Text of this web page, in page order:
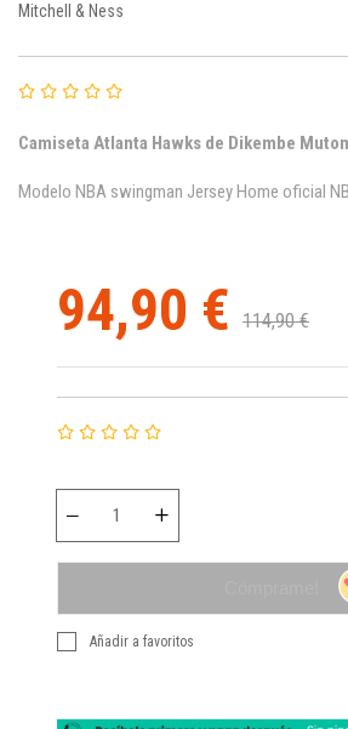
Mitchell & Ness
Camiseta Atlanta Hawks de Dikembe
Modelo NBA swingman Jersey Home oficial
94,90 € 114,90 €
Añadir a favoritos